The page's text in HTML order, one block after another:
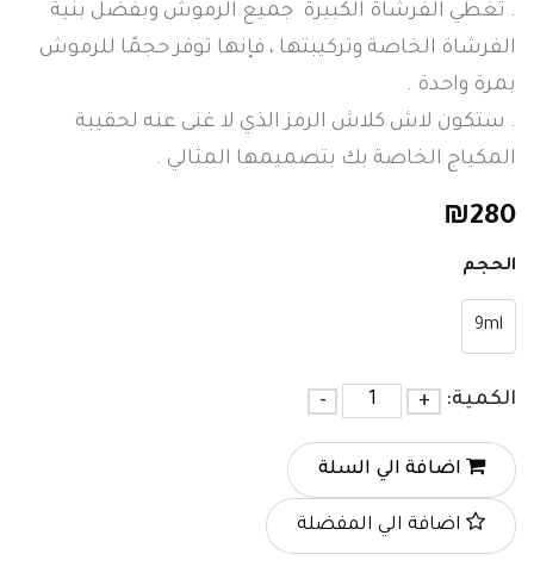
. تغطي الفرشاة الكبيرة جميع الرموش وبفضل بنية
الفرشاة الخاصة وتركيبتها ، فإنها توفر حجمًا للرموش
بمرة واحدة .
. ستكون لاش كلاش الرمز الذي لا غنى عنه لحقيبة
المكياج الخاصة بك بتصميمها المثالي .
₪280
الحجم
9ml
الكمية: +
-
اضافة الي السلة
اضافة الي المفضلة